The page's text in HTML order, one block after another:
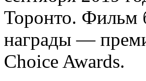
Торонто. Фильм
награды —
Choice Awards.